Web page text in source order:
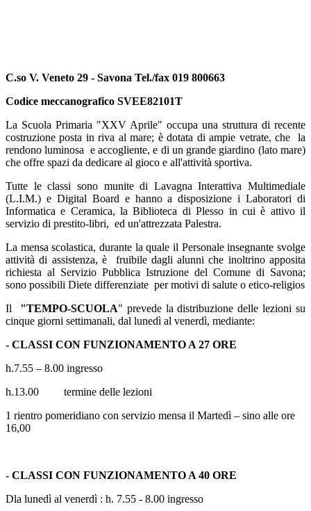
C.so V. Veneto 29 - Savona Tel./fax 019 800663
Codice meccanografico SVEE82101T
La Scuola Primaria "XXV Aprile" occupa una struttura di recente
costruzione posta in riva al mare; è dotata di ampie vetrate, che la
rendono luminosa e accogliente, e di un grande giardino (lato mare)
che offre spazi da dedicare al gioco e all'attività sportiva.
Tutte le classi sono munite di Lavagna Interattiva Multimediale
(L.I.M.) e Digital Board e hanno a disposizione i Laboratori di
Informatica e Ceramica, la Biblioteca di Plesso in cui è attivo il
servizio di prestito-libri, ed un'attrezzata Palestra.
La mensa scolastica, durante la quale il Personale insegnante svolge
attività di assistenza, è fruibile dagli alunni che inoltrino apposita
richiesta al Servizio Pubblica Istruzione del Comune di Savona;
sono possibili Diete differenziate per motivi di salute o etico-religios
Il "TEMPO-SCUOLA" prevede la distribuzione delle lezioni su
cinque giorni settimanali, dal lunedì al venerdì, mediante:
- CLASSI CON FUNZIONAMENTO A 27 ORE
h.7.55 – 8.00 ingresso
h.13.00 termine delle lezioni
1 rientro pomeridiano con servizio mensa il Martedì – sino alle ore
16,00
- CLASSI CON FUNZIONAMENTO A 40 ORE
Dla lunedì al venerdì : h. 7.55 - 8.00 ingresso